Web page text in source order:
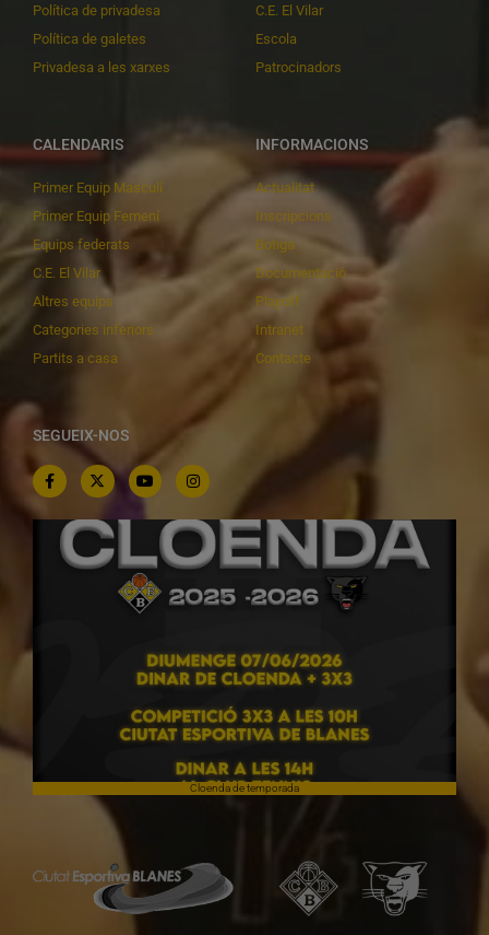
Política de privadesa
Política de galetes
Privadesa a les xarxes
C.E. El Vilar
Escola
Patrocinadors
CALENDARIS
Primer Equip Masculí
Primer Equip Femení
Equips federats
C.E. El Vilar
Altres equips
Categories inferiors
Partits a casa
INFORMACIONS
Actualitat
Inscripcions
Botiga
Documentació
Playoff
Intranet
Contacte
SEGUEIX-NOS
Cloenda de temporada